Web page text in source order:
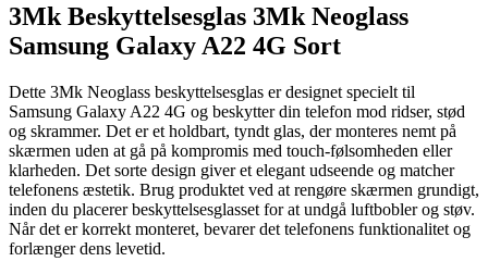
3Mk Beskyttelsesglas 3Mk Neoglass
Samsung Galaxy A22 4G Sort
Dette 3Mk Neoglass beskyttelsesglas er designet specielt til
Samsung Galaxy A22 4G og beskytter din telefon mod ridser, stød
og skrammer. Det er et holdbart, tyndt glas, der monteres nemt på
skærmen uden at gå på kompromis med touch-følsomheden eller
klarheden. Det sorte design giver et elegant udseende og matcher
telefonens æstetik. Brug produktet ved at rengøre skærmen grundigt,
inden du placerer beskyttelsesglasset for at undgå luftbobler og støv.
Når det er korrekt monteret, bevarer det telefonens funktionalitet og
forlænger dens levetid.